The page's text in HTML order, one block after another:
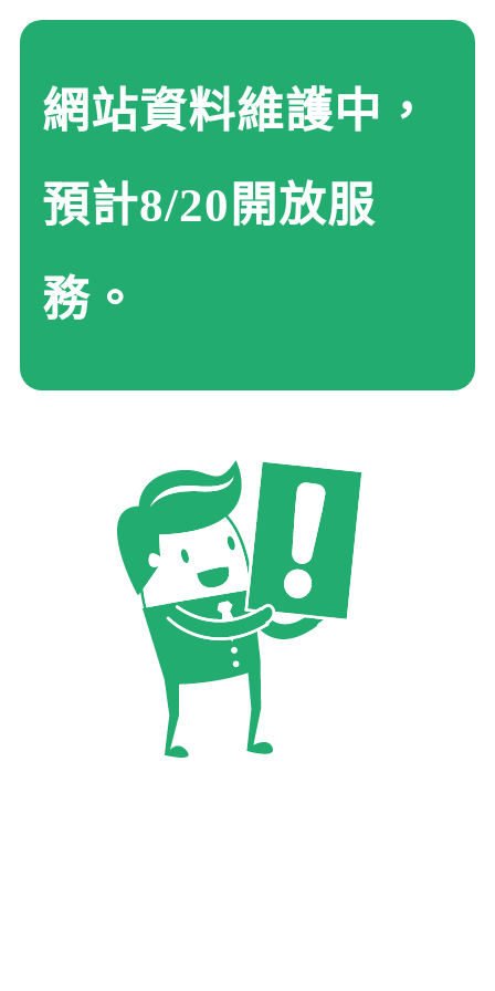
網站資料維護中，
預計8/20開放服
務。